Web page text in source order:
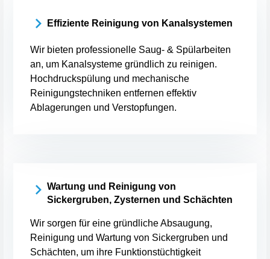
Effiziente Reinigung von Kanalsystemen
Wir bieten professionelle Saug- & Spülarbeiten
an, um Kanalsysteme gründlich zu reinigen.
Hochdruckspülung und mechanische
Reinigungstechniken entfernen effektiv
Ablagerungen und Verstopfungen.
Wartung und Reinigung von
Sickergruben, Zysternen und Schächten
Wir sorgen für eine gründliche Absaugung,
Reinigung und Wartung von Sickergruben und
Schächten, um ihre Funktionstüchtigkeit